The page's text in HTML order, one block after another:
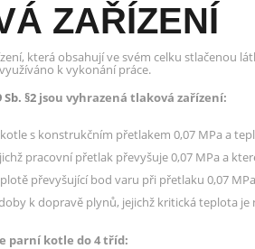
ZAŘÍZENÍ
která obsahují ve svém celku stlačenou
k vykonání práce.
Sb. §2 jsou vyhrazená tlaková zařízení:
s konstrukčním přetlakem 0,07 MPa a
pracovní přetlak převyšuje 0,07 MPa a
převyšující bod varu při přetlaku 0,07
k dopravě plynů, jejichž kritická teplota je
parní kotle do 4 tříd: